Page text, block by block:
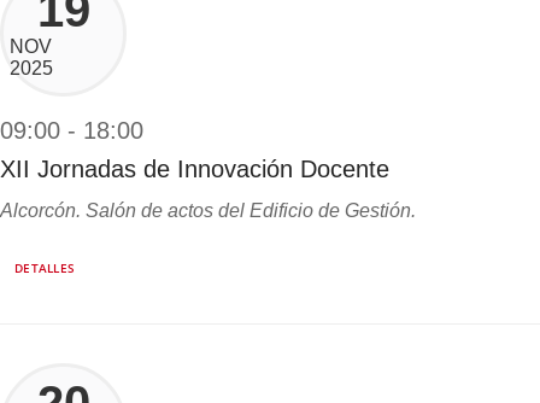
NOV
2025
09:00 - 18:00
XII Jornadas de Innovación Docente
Alcorcón. Salón de actos del Edificio de Gestión.
DETALLES